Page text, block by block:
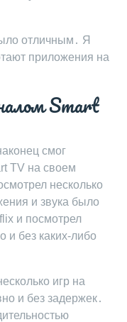
отличным․ Я
приложения на
Smart
смог
TV на своем
несколько
и звука было
и посмотрел
и без каких-либо
игр на
и без задержек․